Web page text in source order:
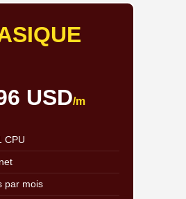
USD/m
CPU
par mois